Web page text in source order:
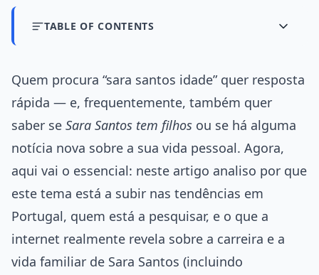
TABLE OF CONTENTS
Quem procura “sara santos idade” quer resposta
rápida — e, frequentemente, também quer
saber se Sara Santos tem filhos ou se há alguma
notícia nova sobre a sua vida pessoal. Agora,
aqui vai o essencial: neste artigo analiso por que
este tema está a subir nas tendências em
Portugal, quem está a pesquisar, e o que a
internet realmente revela sobre a carreira e a
vida familiar de Sara Santos (incluindo